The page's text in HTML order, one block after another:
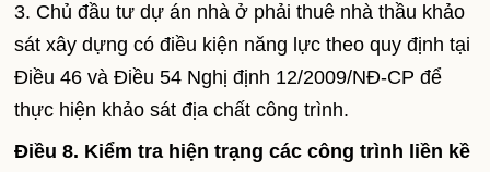
3. Chủ đầu tư dự án nhà ở phải thuê nhà thầu khảo
sát xây dựng có điều kiện năng lực theo quy định tại
Điều 46 và Điều 54 Nghị định 12/2009/NĐ-CP để
thực hiện khảo sát địa chất công trình.
Điều 8. Kiểm tra hiện trạng các công trình liền kề